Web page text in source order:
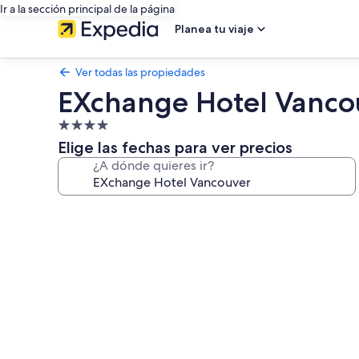
Ir a la sección principal de la página
Planea tu viaje
Ver todas las propiedades
EXchange Hotel
Propiedad
de
4.0
estrellas
Elige las fechas para ver precios
¿A dónde quieres ir?